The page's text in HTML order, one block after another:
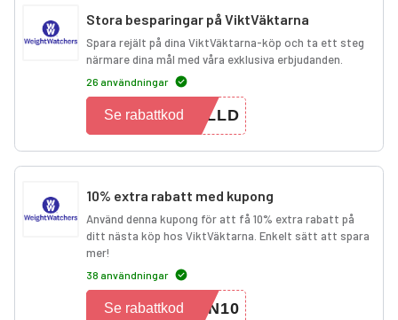
Stora besparingar på ViktVäktarna
Spara rejält på dina ViktVäktarna-köp och ta ett steg
närmare dina mål med våra exklusiva erbjudanden.
26 användningar
ELLD
Se rabattkod
10% extra rabatt med kupong
Använd denna kupong för att få 10% extra rabatt på
ditt nästa köp hos ViktVäktarna. Enkelt sätt att spara
mer!
38 användningar
EN10
Se rabattkod